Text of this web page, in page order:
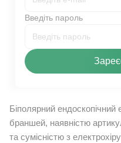
Введіть пароль
Біполярний
браншей, наявністю
та сумісністю з